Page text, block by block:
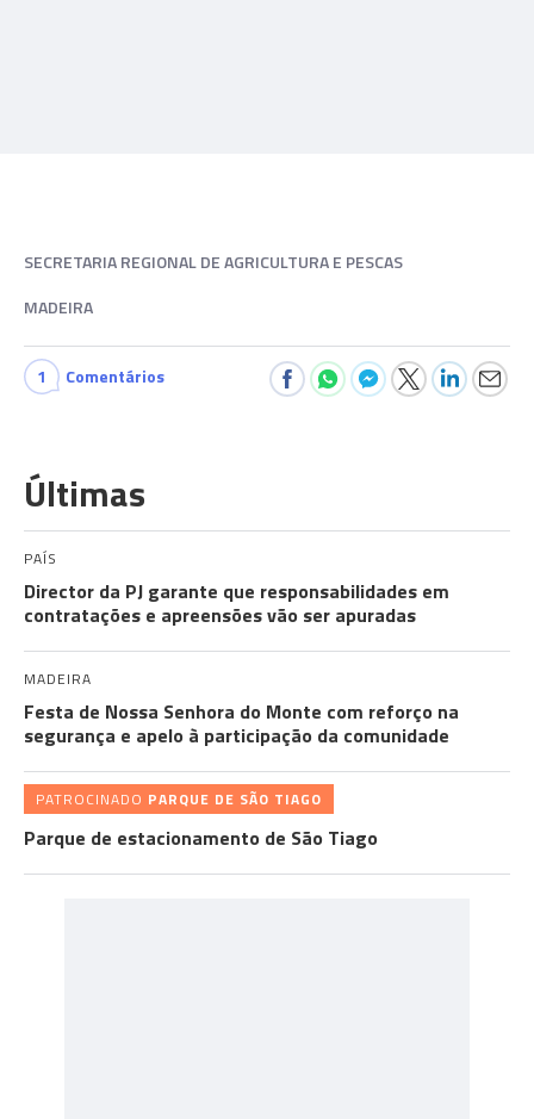
SECRETARIA REGIONAL DE AGRICULTURA E PESCAS
MADEIRA
1 Comentários
Últimas
PAÍS
Director da PJ garante que responsabilidades em
contratações e apreensões vão ser apuradas
MADEIRA
Festa de Nossa Senhora do Monte com reforço na
segurança e apelo à participação da comunidade
PATROCINADO PARQUE DE SÃO TIAGO
Parque de estacionamento de São Tiago